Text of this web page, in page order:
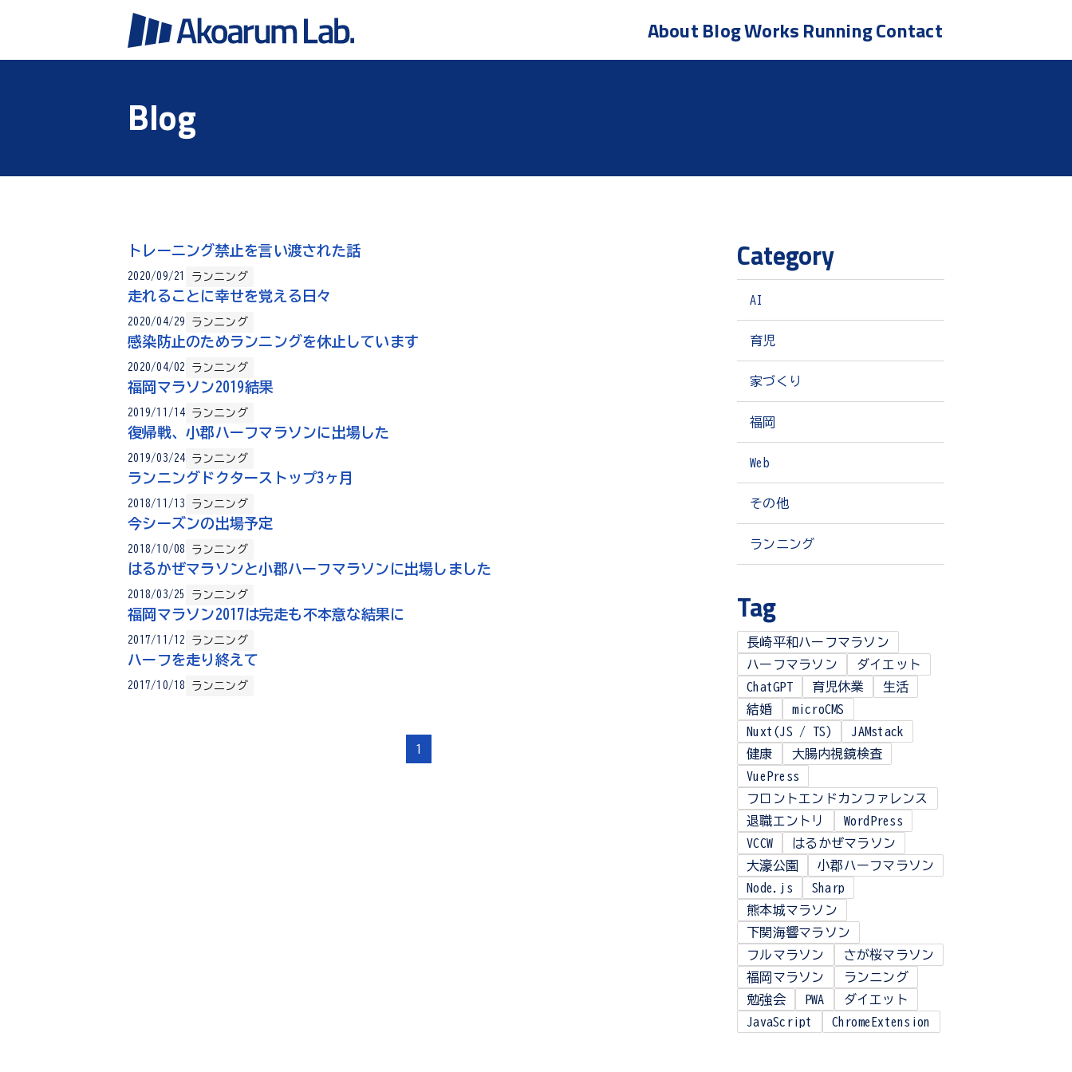
AboutBlogWorksRunningContact
Blog
トレーニング禁止を言い渡された話
2020/09/21 ランニング
走れることに幸せを覚える日々
2020/04/29 ランニング
感染防止のためランニングを休止しています
2020/04/02 ランニング
福岡マラソン2019結果
2019/11/14 ランニング
復帰戦、小郡ハーフマラソンに出場した
2019/03/24 ランニング
ランニングドクターストップ3ヶ月
2018/11/13 ランニング
今シーズンの出場予定
2018/10/08 ランニング
はるかぜマラソンと小郡ハーフマラソンに出場しました
2018/03/25 ランニング
福岡マラソン2017は完走も不本意な結果に
2017/11/12 ランニング
ハーフを走り終えて
2017/10/18 ランニング
1
Category
AI
育児
家づくり
福岡
Web
その他
ランニング
Tag
長崎平和ハーフマラソン
ハーフマラソン
ダイエット
ChatGPT
育児休業
生活
結婚
microCMS
Nuxt(JS / TS)
JAMstack
健康
大腸内視鏡検査
VuePress
フロントエンドカンファレンス
退職エントリ
WordPress
VCCW
はるかぜマラソン
大濠公園
小郡ハーフマラソン
Node.js
Sharp
熊本城マラソン
下関海響マラソン
フルマラソン
さが桜マラソン
福岡マラソン
ランニング
勉強会
PWA
ダイエット
JavaScript
ChromeExtension